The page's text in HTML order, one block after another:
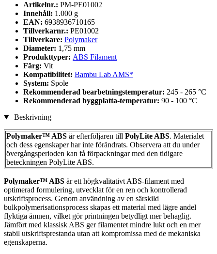
Artikelnr.: PM-PE01002
Innehåll: 1.000 g
EAN: 6938936710165
Tillverkarnr.: PE01002
Tillverkare: Polymaker
Diameter: 1,75 mm
Produkttyper: ABS Filament
Färg: Vit
Kompatibilitet: Bambu Lab AMS*
System: Spole
Rekommenderad bearbetningstemperatur: 245 - 265 °C
Rekommenderad byggplatta-temperatur: 90 - 100 °C
Beskrivning
Polymaker™ ABS är efterföljaren till PolyLite ABS. Materialet
och dess egenskaper har inte förändrats. Observera att du under
övergångsperioden kan få förpackningar med den tidigare
beteckningen PolyLite ABS.
Polymaker™ ABS är ett högkvalitativt ABS-filament med
optimerad formulering, utvecklat för en ren och kontrollerad
utskriftsprocess. Genom användning av en särskild
bulkpolymerisationsprocess skapas ett material med lägre andel
flyktiga ämnen, vilket gör printningen betydligt mer behaglig.
Jämfört med klassisk ABS ger filamentet mindre lukt och en mer
stabil utskriftsprestanda utan att kompromissa med de mekaniska
egenskaperna.